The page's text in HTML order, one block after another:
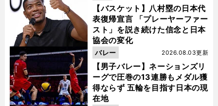
【バスケット】八村塁の日本代
表復帰宣言 「プレーヤーファー
スト」を説き続けた信念と日本
協会の変化
【男子バレー】ネーションズリ
ーグで圧巻の13連勝もメダル獲
得ならず 五輪を目指す日本の現
在地
2026.08.03更新
バレー